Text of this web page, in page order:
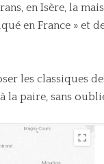
en Isère, la
en France » et
les classiques
la paire, sans